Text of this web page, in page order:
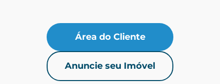
Área do Cliente
Anuncie seu Imóvel